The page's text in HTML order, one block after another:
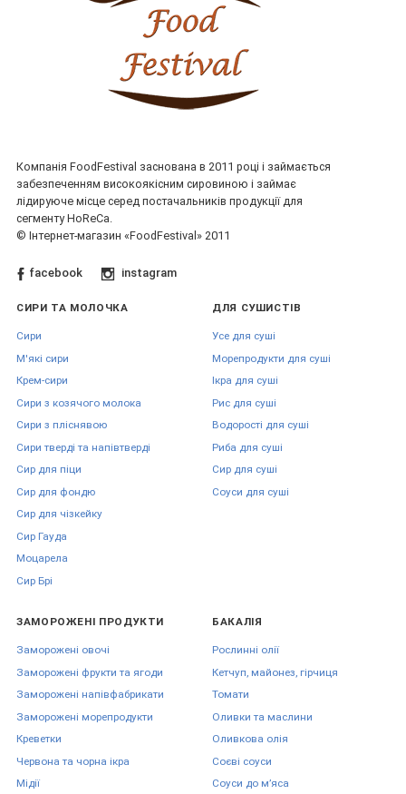
Компанія FoodFestival заснована в 2011 році і займається
забезпеченням високоякісним сировиною і займає
лідируюче місце серед постачальників продукції для
сегменту HoReCa.
© Інтернет-магазин «FoodFestival» 2011
facebook instagram
СИРИ ТА МОЛОЧКА
Сири
М'які сири
Крем-сири
Сири з козячого молока
Сири з пліснявою
Сири тверді та напівтверді
Сир для піци
Сир для фондю
Сир для чізкейку
Сир Гауда
Моцарела
Сир Брі
ДЛЯ СУШИСТІВ
Усе для суші
Морепродукти для суші
Ікра для суші
Рис для суші
Водорості для суші
Риба для суші
Сир для суші
Соуси для суші
ЗАМОРОЖЕНІ ПРОДУКТИ
Заморожені овочі
Заморожені фрукти та ягоди
Заморожені напівфабрикати
Заморожені морепродукти
Креветки
Червона та чорна ікра
Мідії
БАКАЛІЯ
Рослинні олії
Кетчуп, майонез, гірчиця
Томати
Оливки та маслини
Оливкова олія
Соєві соуси
Соуси до мʼяса